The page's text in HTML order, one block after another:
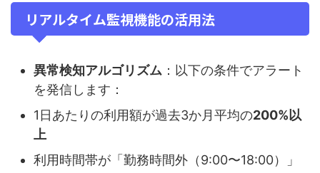
リアルタイム監視機能の活用法
異常検知アルゴリズム ：以下の条件でアラート
を発信します：
1日あたりの利用額が過去3か月平均の200%以
上
利用時間帯が「勤務時間外（9:00〜18:00）」